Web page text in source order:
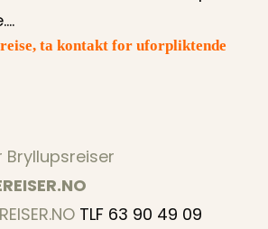
ta kontakt for uforpliktende
TLF 63 90 49 09